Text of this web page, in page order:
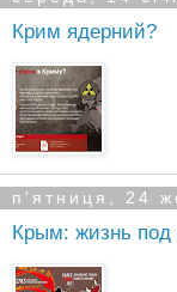
Крим ядерний?
пʼятниця, 24
Крым: жизнь под